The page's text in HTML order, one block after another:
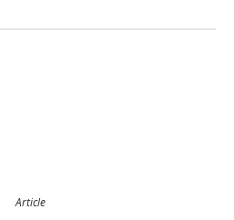
Article